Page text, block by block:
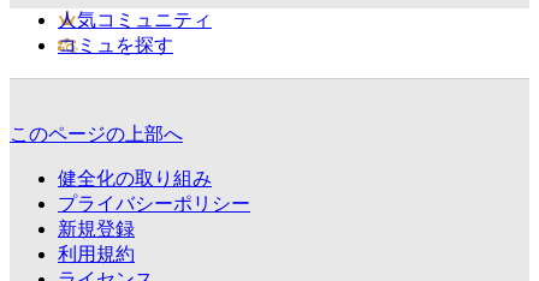
人気コミュニティ
コミュを探す
このページの上部へ
健全化の取り組み
プライバシーポリシー
新規登録
利用規約